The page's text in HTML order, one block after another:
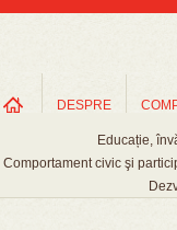
DESPRE
Educație,
Comportament civic şi